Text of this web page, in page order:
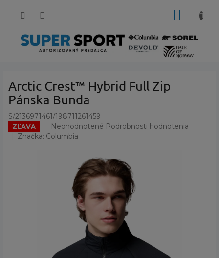
Arctic Crest™ Hybrid Full Zip
Pánska Bunda
S/2136971461/198711261459
ZĽAVA
Priemerné
hodnotenie
hviezdičiek.
Neohodnotené Podrobnosti hodnotenia
Značka: Columbia